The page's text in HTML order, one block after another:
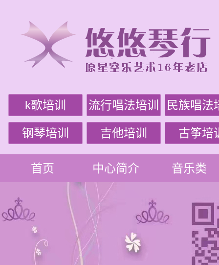
k歌培训 流行唱法培训 民族唱法
钢琴培训 吉他培训 古筝培
首页 中心简介 音乐类